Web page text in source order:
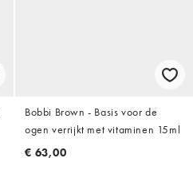
Bobbi Brown - Basis voor de
ogen verrijkt met vitaminen 15ml
€ 63,00